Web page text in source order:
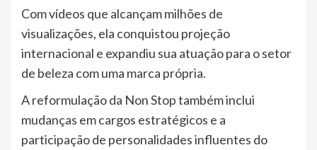
Com vídeos que alcançam milhões de
visualizações, ela conquistou projeção
internacional e expandiu sua atuação para o setor
de beleza com uma marca própria.
A reformulação da Non Stop também inclui
mudanças em cargos estratégicos e a
participação de personalidades influentes do